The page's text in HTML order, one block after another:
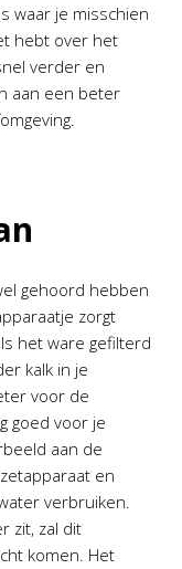
waar je misschien
hebt over het
verder en
aan een beter
gehoord hebben
zorgt
het ware gefilterd
kalk in je
voor de
goed voor je
aan de
en
verbruiken.
zit, zal dit
komen. Het